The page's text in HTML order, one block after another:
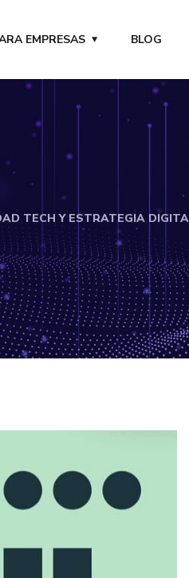
EMPRESAS BLOG
TECH Y ESTRATEGIA